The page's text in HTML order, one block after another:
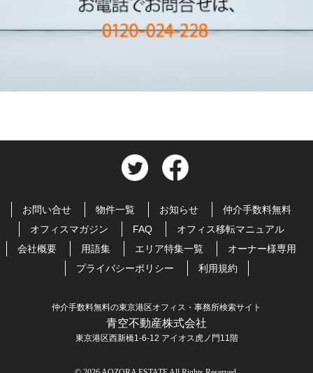
お問い合せ 物件一覧 お知らせ
仲介手数料無料
オフィスマガジン
FAQ
オフィス移転マニュアル
会社概要
用語集 エリア特集一覧
オーナー様専用
プライバシーポリシー
利用規約
仲介手数料無料の東京港区オフィス・事務所検索サイト
青空不動産株式会社
東京港区西新橋1-6-12 アイオス虎ノ門11階